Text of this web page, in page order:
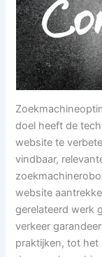
doel heeft de
website te
vindbaar,
website
gerelateerd werk
verkeer
praktijken, tot het